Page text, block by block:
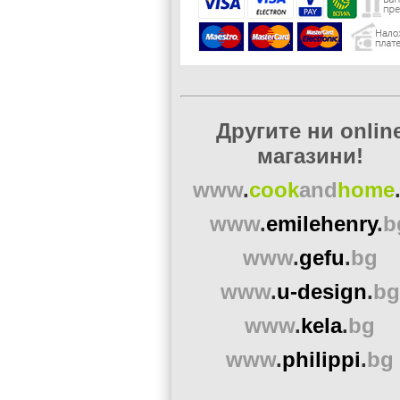
Другите ни
магазини!
www.cookandhome.
www.emilehenry.
www.gefu.bg
www.u-design.bg
www.kela.bg
www.philippi.bg